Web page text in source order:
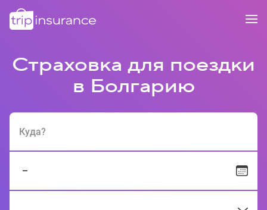
Страховка для поездки
в Болгарию
Куда?